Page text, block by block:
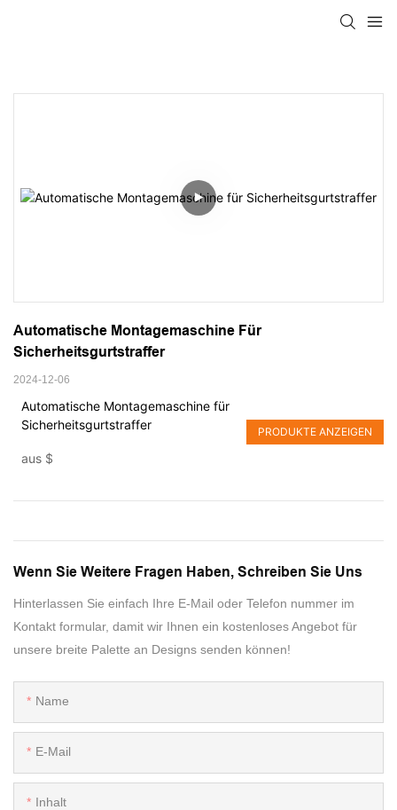
Automatische Montagemaschine Für
Sicherheitsgurtstraffer
2024-12-06
Automatische Montagemaschine für
Sicherheitsgurtstraffer
aus $
PRODUKTE ANZEIGEN
Wenn Sie Weitere Fragen Haben, Schreiben Sie Uns
Hinterlassen Sie einfach Ihre E-Mail oder Telefon nummer im
Kontakt formular, damit wir Ihnen ein kostenloses Angebot für
unsere breite Palette an Designs senden können!
Name
E-Mail
Inhalt